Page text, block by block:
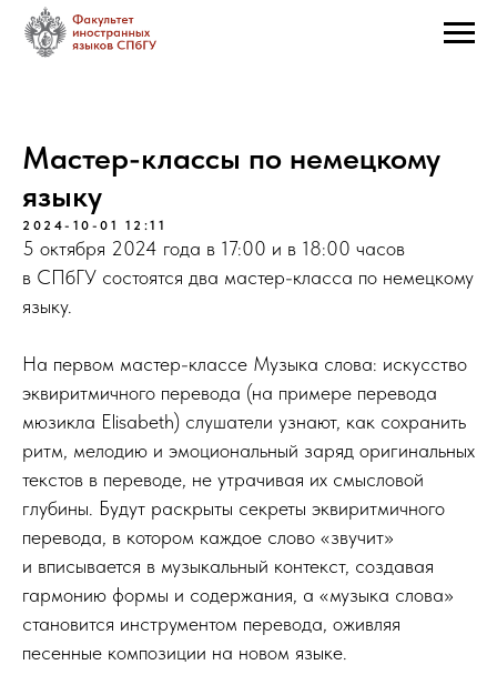
Мастер-классы по немецкому
языку
2024-10-01 12:11
5 октября 2024 года в 17:00 и в 18:00 часов
в СПбГУ состоятся два мастер-класса по немецкому
языку.
На первом мастер-классе Музыка слова: искусство
эквиритмичного перевода (на примере перевода
мюзикла Elisabeth) слушатели узнают, как сохранить
ритм, мелодию и эмоциональный заряд оригинальных
текстов в переводе, не утрачивая их смысловой
глубины. Будут раскрыты секреты эквиритмичного
перевода, в котором каждое слово «звучит»
и вписывается в музыкальный контекст, создавая
гармонию формы и содержания, а «музыка слова»
становится инструментом перевода, оживляя
песенные композиции на новом языке.